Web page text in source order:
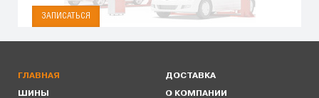
ЗАПИСАТЬСЯ
ГЛАВНАЯ
ШИНЫ
ДОСТАВКА
О КОМПАНИИ